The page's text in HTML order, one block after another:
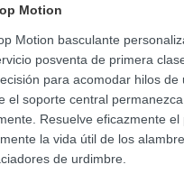
Motion
Motion basculante
posventa de primera
para acomodar hilos
el soporte central
Resuelve eficazmente
la vida útil de los
de urdimbre.